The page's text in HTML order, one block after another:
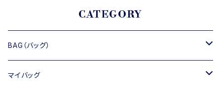
CATEGORY
BAG（バッグ）
トートバッグ
マイバッグ